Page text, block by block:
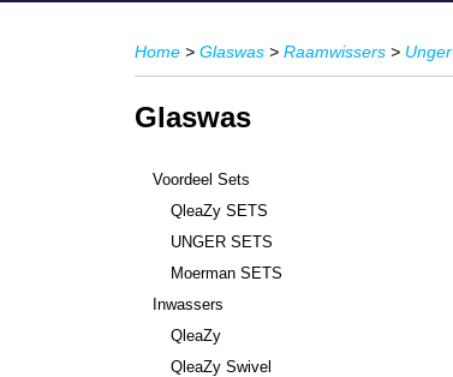
Home > Glaswas > Raamwissers > Unger
Glaswas
Voordeel Sets
QleaZy SETS
UNGER SETS
Moerman SETS
Inwassers
QleaZy
QleaZy Swivel